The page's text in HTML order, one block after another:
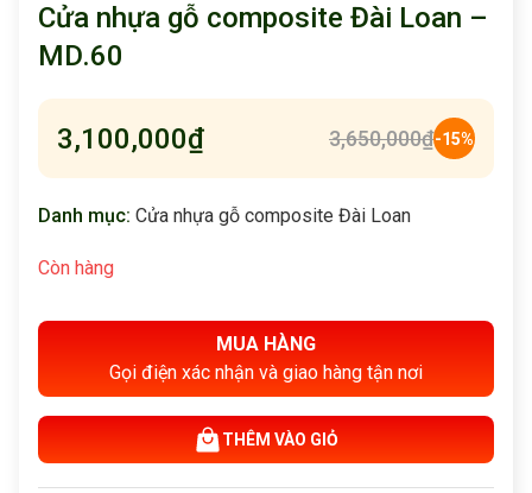
Cửa nhựa gỗ composite Đài Loan –
MD.60
3,100,000₫ 3,650,000₫-15%
Danh mục: Cửa nhựa gỗ composite Đài Loan
Còn hàng
MUA HÀNG
Gọi điện xác nhận và giao hàng tận nơi
THÊM VÀO GIỎ